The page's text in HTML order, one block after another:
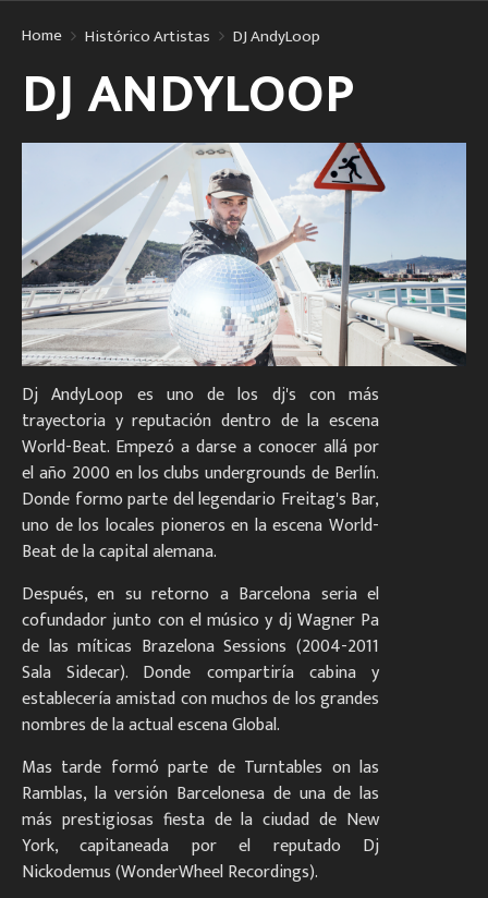
Home Histórico Artistas DJ AndyLoop
DJ ANDYLOOP
Dj AndyLoop es uno de los dj's con más
trayectoria y reputación dentro de la escena
World-Beat. Empezó a darse a conocer allá por
el año 2000 en los clubs undergrounds de Berlín.
Donde formo parte del legendario Freitag's Bar,
uno de los locales pioneros en la escena World-
Beat de la capital alemana.
Después, en su retorno a Barcelona seria el
cofundador junto con el músico y dj Wagner Pa
de las míticas Brazelona Sessions (2004-2011
Sala Sidecar). Donde compartiría cabina y
establecería amistad con muchos de los grandes
nombres de la actual escena Global.
Mas tarde formó parte de Turntables on las
Ramblas, la versión Barcelonesa de una de las
más prestigiosas fiesta de la ciudad de New
York, capitaneada por el reputado Dj
Nickodemus (WonderWheel Recordings).